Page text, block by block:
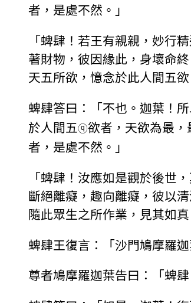
者，是處不然。」
「蜱肆！若王有親親，妙行
著財物，彼因緣此，身壞命
天五所欲，憶念於此人間五
蜱肆答曰：「不也。迦葉！
於人間五ⓠ欲者，天欲為最
者，是處不然。」
「蜱肆！汝應如是觀於後世
斷絕離癡，趣向離癡，彼以
隨此眾生之所作業，見其如真
蜱肆王復言：「沙門鳩摩羅
尊者鳩摩羅迦葉告曰：「蜱